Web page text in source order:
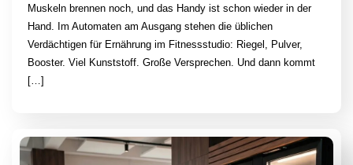
Muskeln brennen noch, und das Handy ist schon wieder in der
Hand. Im Automaten am Ausgang stehen die üblichen
Verdächtigen für Ernährung im Fitnessstudio: Riegel, Pulver,
Booster. Viel Kunststoff. Große Versprechen. Und dann kommt
[…]